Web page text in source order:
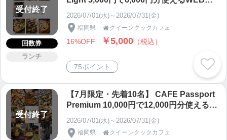
受付終了
回数券
ランチ
2026/07/01(水)～2026/07/31(金)
福岡県  クイーンクックカフェ
16%OFF ￥5,000 （税込）
75ポイント
受付終了
【7月限定・先着10名】 CAFE Passport
Premium 10,000円で12,000円分使えるプ
レミアムWEB食事券
2026/07/01(水)～2026/07/31(金)
福岡県  クイーンクックカフェ